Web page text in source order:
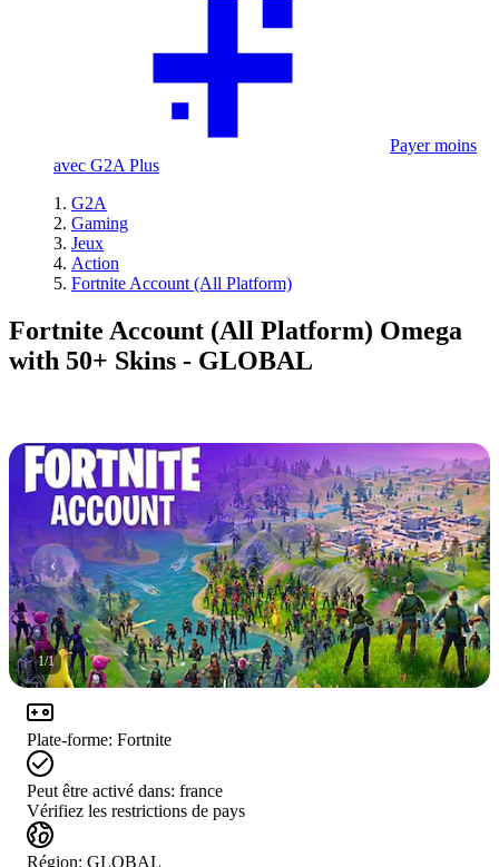
Payer moins
avec G2A Plus
G2A
Gaming
Jeux
Action
Fortnite Account (All Platform)
Fortnite Account (All Platform) Omega
with 50+ Skins - GLOBAL
1/1
Plate-forme: Fortnite
Peut être activé dans: france
Vérifiez les restrictions de pays
Région: GLOBAL